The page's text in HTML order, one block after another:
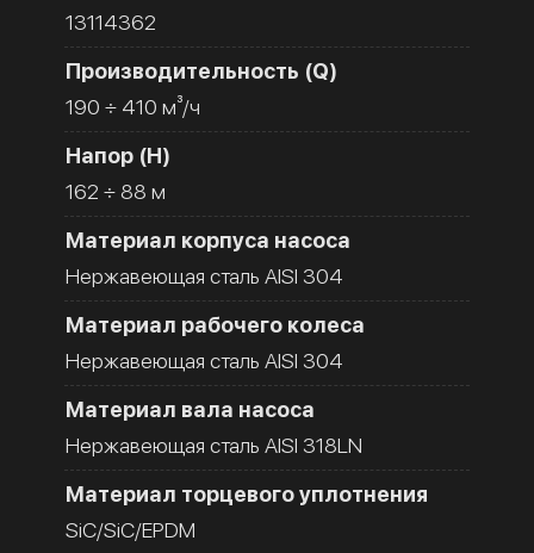
13114362
Производительность (Q)
190 ÷ 410 м³/ч
Напор (H)
162 ÷ 88 м
Материал корпуса насоса
Нержавеющая сталь AISI 304
Материал рабочего колеса
Нержавеющая сталь AISI 304
Материал вала насоса
Нержавеющая сталь AISI 318LN
Материал торцевого уплотнения
SiC/SiC/EPDM